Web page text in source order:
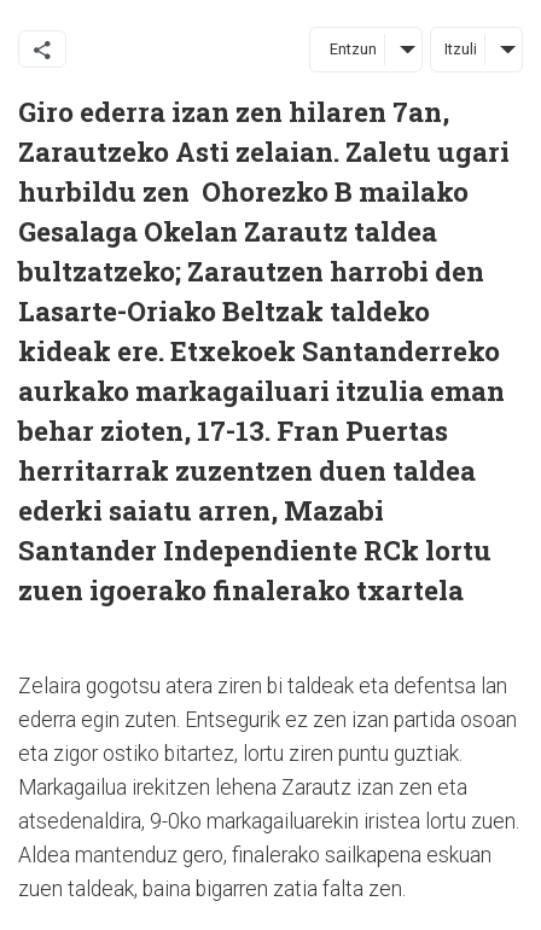
Entzun Itzuli
Giro ederra izan zen hilaren 7an,
Zarautzeko Asti zelaian. Zaletu ugari
hurbildu zen Ohorezko B mailako
Gesalaga Okelan Zarautz taldea
bultzatzeko; Zarautzen harrobi den
Lasarte-Oriako Beltzak taldeko
kideak ere. Etxekoek Santanderreko
aurkako markagailuari itzulia eman
behar zioten, 17-13. Fran Puertas
herritarrak zuzentzen duen taldea
ederki saiatu arren, Mazabi
Santander Independiente RCk lortu
zuen igoerako finalerako txartela
Zelaira gogotsu atera ziren bi taldeak eta defentsa lan
ederra egin zuten. Entsegurik ez zen izan partida osoan
eta zigor ostiko bitartez, lortu ziren puntu guztiak.
Markagailua irekitzen lehena Zarautz izan zen eta
atsedenaldira, 9-0ko markagailuarekin iristea lortu zuen.
Aldea mantenduz gero, finalerako sailkapena eskuan
zuen taldeak, baina bigarren zatia falta zen.